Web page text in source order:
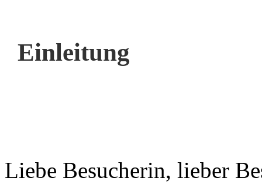
Einleitung
Liebe Besucherin, lieber